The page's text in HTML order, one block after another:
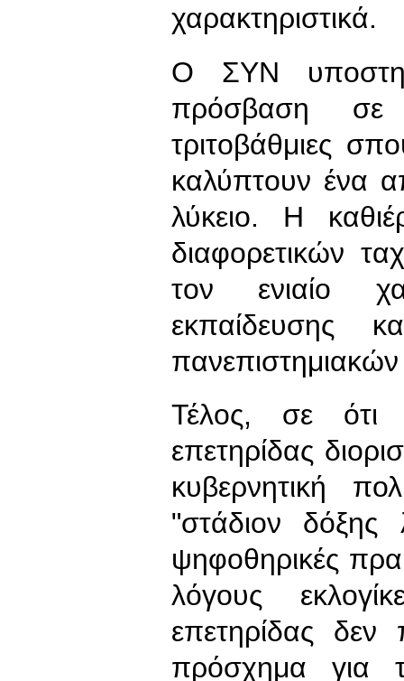
χαρακτηριστικά.
Ο ΣΥΝ
πρόσβαση σε
τριτοβάθμιες
καλύπτουν ένα
λύκειο. Η
διαφορετικών
τον ενιαίο
εκπαίδευσης
Τέλος, σε ότι
επετηρίδας
κυβερνητική
"στάδιον δόξης
ψηφοθηρικές
λόγους
επετηρίδας δεν
πρόσχημα για